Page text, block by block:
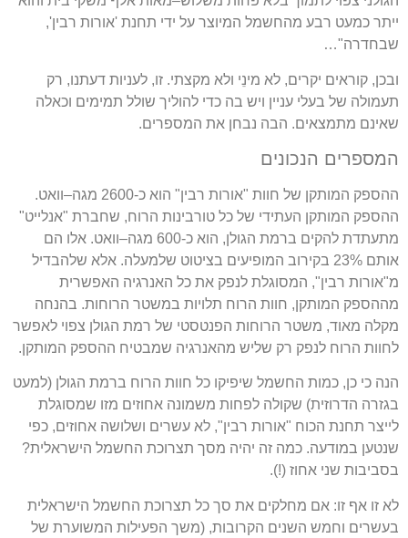
ייתר כמעט רבע מהחשמל המיוצר על ידי תחנת 'אורות רבין',
שבחדרה"…
ובכן, קוראים יקרים, לא מינֵי ולא מקצתי. זו, לעניות דעתנו, רק
תעמולה של בעלי עניין ויש בה כדי להוליך שולל תמימים וכאלה
שאינם מתמצאים. הבה נבחן את המספרים.
המספרים הנכונים
ההספק המותקן של חוות "אורות רבין" הוא כ-2600 מגה–וואט.
ההספק המותקן העתידי של כל טורבינות הרוח, שחברת "אנלייט"
מתעתדת להקים ברמת הגולן, הוא כ-600 מגה–וואט. אלו הם
אותם
בקירוב המופיעים בציטוט שלמעלה. אלא שלהבדיל
מ"אורות רבין", המסוגלת לנפק את כל האנרגיה האפשרית
מההספק המותקן, חוות הרוח תלויות במשטר הרוחות. בהנחה
מקלה מאוד, משטר הרוחות הפנטסטי של רמת הגולן צפוי לאפשר
לחוות הרוח לנפק רק שליש מהאנרגיה שמבטיח ההספק המותקן.
הנה כי כן, כמות החשמל שיפיקו כל חוות הרוח ברמת הגולן (למעט
בגזרה הדרוזית) שקולה לפחות משמונה אחוזים מזו שמסוגלת
לייצר תחנת הכוח "אורות רבין", לא עשרים ושלושה אחוזים, כפי
שנטען במודעה. כמה זה יהיה מסך תצרוכת החשמל הישראלית?
בסביבות שני אחוז (!).
לא זו אף זו: אם מחלקים את סך כל תצרוכת החשמל הישראלית
בעשרים וחמש השנים הקרובות, (משך הפעילות המשוערת של